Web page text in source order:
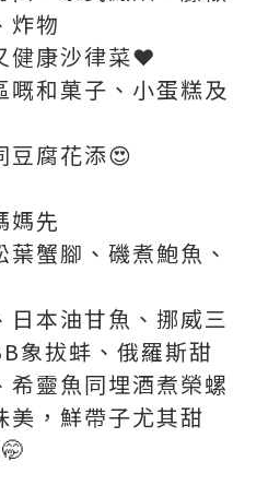
炸物
健康沙律菜❤️
嘅和菓子、小蛋糕及
豆腐花添😍
媽先
蟹腳、磯煮鮑魚、
本油甘魚、挪威三
象拔蚌、俄羅斯甜
希靈魚同埋酒煮榮螺
美，鮮帶子尤其甜